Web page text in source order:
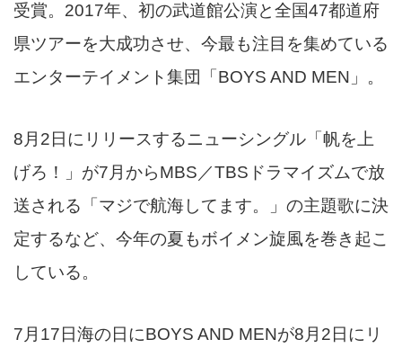
受賞。2017年、初の武道館公演と全国47都道府
県ツアーを大成功させ、今最も注目を集めている
エンターテイメント集団「BOYS AND MEN」。
8月2日にリリースするニューシングル「帆を上
げろ！」が7月からMBS／TBSドラマイズムで放
送される「マジで航海してます。」の主題歌に決
定するなど、今年の夏もボイメン旋風を巻き起こ
している。
7月17日海の日にBOYS AND MENが8月2日にリ